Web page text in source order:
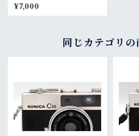
¥7,000
同じカテゴリの